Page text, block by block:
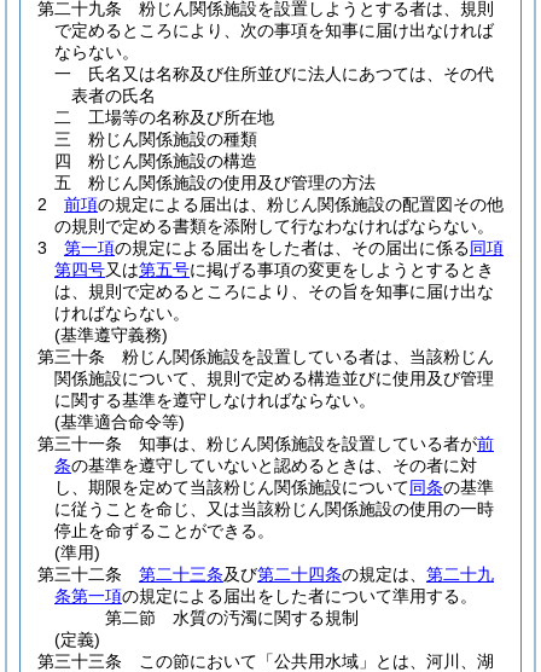
第二十九条
粉じん関係施設を設置しようとする者は、規則
で定めるところにより、次の事項を知事に届け出なければ
ならない。
一
氏名又は名称及び住所並びに法人にあつては、その代
表者の氏名
二
工場等の名称及び所在地
三
粉じん関係施設の種類
四
粉じん関係施設の構造
五
粉じん関係施設の使用及び管理の方法
2
前項の規定による届出は、粉じん関係施設の配置図その他
の規則で定める書類を添附して行なわなければならない。
3
第一項の規定による届出をした者は、その届出に係る同項
第四号又は第五号に掲げる事項の変更をしようとするとき
は、規則で定めるところにより、その旨を知事に届け出な
ければならない。
(基準遵守義務)
第三十条
粉じん関係施設を設置している者は、当該粉じん
関係施設について、規則で定める構造並びに使用及び管理
に関する基準を遵守しなければならない。
(基準適合命令等)
第三十一条
知事は、粉じん関係施設を設置している者が前
条の基準を遵守していないと認めるときは、その者に対
し、期限を定めて当該粉じん関係施設について同条の基準
に従うことを命じ、又は当該粉じん関係施設の使用の一時
停止を命ずることができる。
(準用)
第三十二条
第二十三条及び第二十四条の規定は、 第二十九
条第一項の規定による届出をした者について準用する。
第二節
水質の汚濁に関する規制
(定義)
第三十三条
この節において「公共用水域」とは、河川、湖